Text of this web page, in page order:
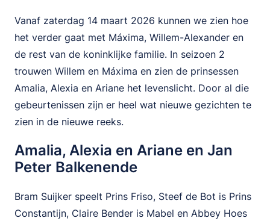
Vanaf zaterdag 14 maart 2026 kunnen we zien hoe
het verder gaat met Máxima, Willem-Alexander en
de rest van de koninklijke familie. In seizoen 2
trouwen Willem en Máxima en zien de prinsessen
Amalia, Alexia en Ariane het levenslicht. Door al die
gebeurtenissen zijn er heel wat nieuwe gezichten te
zien in de nieuwe reeks.
Amalia, Alexia en Ariane en Jan
Peter Balkenende
Bram Suijker speelt Prins Friso, Steef de Bot is Prins
Constantijn, Claire Bender is Mabel en Abbey Hoes